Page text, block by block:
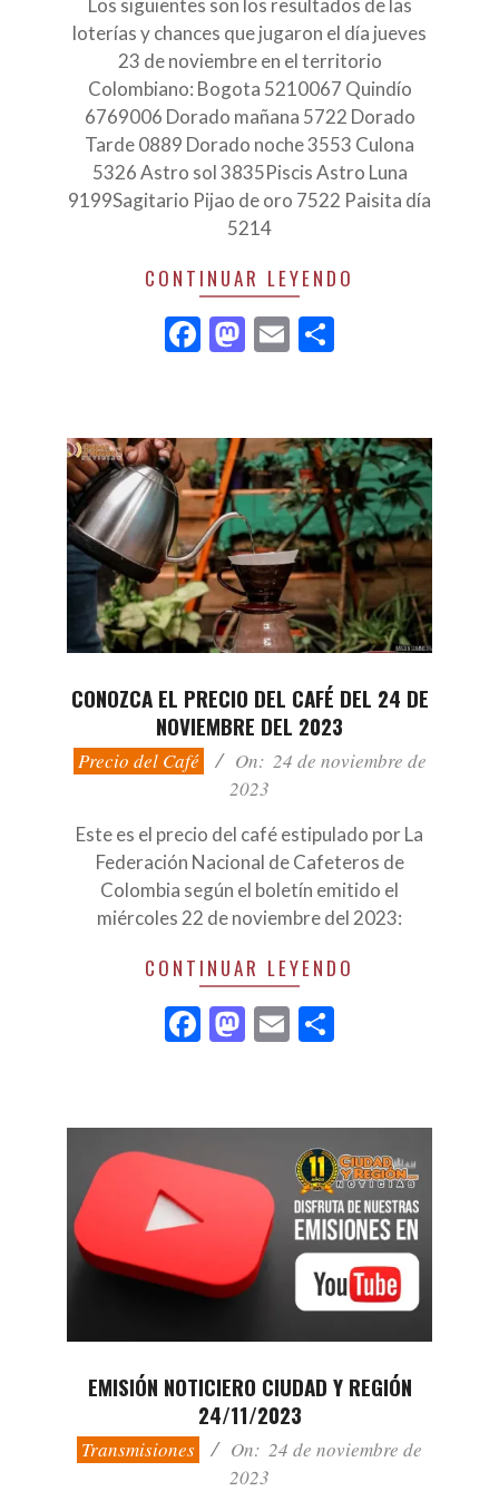
Los siguientes son los resultados de las
loterías y chances que jugaron el día jueves
23 de noviembre en el territorio
Colombiano: Bogota 5210067 Quindío
6769006 Dorado mañana 5722 Dorado
Tarde 0889 Dorado noche 3553 Culona
5326 Astro sol 3835Piscis Astro Luna
9199Sagitario Pijao de oro 7522 Paisita día
5214
CONTINUAR LEYENDO
Facebook
Mastodon
Email
CONOZCA EL PRECIO DEL CAFÉ DEL 24 DE
NOVIEMBRE DEL 2023
2023-
11-
Precio del Café On: 24 de noviembre de
2023
Este es el precio del café estipulado por La
Federación Nacional de Cafeteros de
Colombia según el boletín emitido el
miércoles 22 de noviembre del 2023:
CONTINUAR LEYENDO
Facebook
Mastodon
Email
EMISIÓN NOTICIERO CIUDAD Y REGIÓN
24/11/2023
2023-
11-
Transmisiones On: 24 de noviembre de
2023